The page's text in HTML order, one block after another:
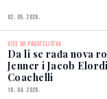
02. 05. 2026.
VIŠE OD PRIJATELJSTVA
Da li se rađa nova
Jenner i Jacob
Coachelli
16. 04. 2026.